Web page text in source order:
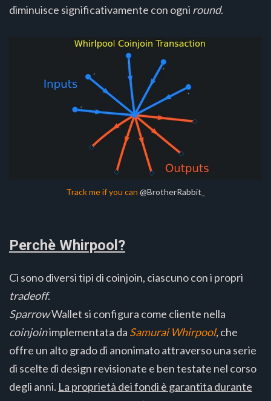
diminuisce significativamente con ogni round.
Track me if you can @BrotherRabbit_
Perchè Whirpool?
Ci sono diversi tipi di coinjoin, ciascuno con i propri
tradeoff.
SparrowWallet si configura come cliente nella
coinjoinimplementata da Samurai Whirpool,che
offre un alto grado di anonimato attraverso una serie
di scelte di design revisionate e ben testate nel corso
degli anni. La proprietà dei fondi è garantita durante